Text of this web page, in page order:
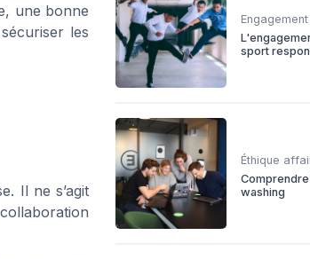
une bonne
les
Il ne s’agit
sport
Éthique
washing